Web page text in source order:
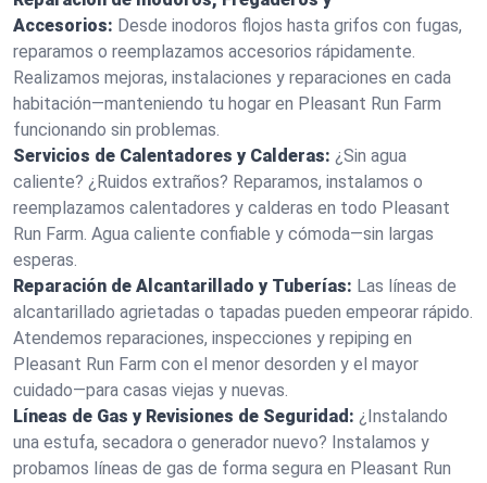
Accesorios: Desde inodoros flojos hasta grifos con fugas,
reparamos o reemplazamos accesorios rápidamente.
Realizamos mejoras, instalaciones y reparaciones en cada
habitación—manteniendo tu hogar en Pleasant Run Farm
funcionando sin problemas.
Servicios de Calentadores y Calderas: ¿Sin agua
caliente? ¿Ruidos extraños? Reparamos, instalamos o
reemplazamos calentadores y calderas en todo Pleasant
Run Farm. Agua caliente confiable y cómoda—sin largas
esperas.
Reparación de Alcantarillado y Tuberías: Las líneas de
alcantarillado agrietadas o tapadas pueden empeorar rápido.
Atendemos reparaciones, inspecciones y repiping en
Pleasant Run Farm con el menor desorden y el mayor
cuidado—para casas viejas y nuevas.
Líneas de Gas y Revisiones de Seguridad: ¿Instalando
una estufa, secadora o generador nuevo? Instalamos y
probamos líneas de gas de forma segura en Pleasant Run